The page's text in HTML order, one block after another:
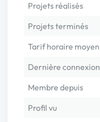
Projets réalisés
Projets terminés
Tarif horaire moyen
Dernière connexion
Membre depuis
Profil vu